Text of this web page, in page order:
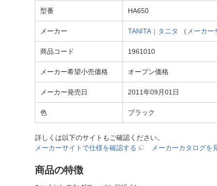
型番 HA650
メーカー TANITA｜タニタ （ メーカー
商品コード 1961010
メーカー希望小売価格 オープン価格
メーカー発売日 2011年09月01日
色 ブラック
詳しくは以下のサイトもご確認ください。
メーカーサイトで仕様を確認する
メーカーカタログを
商品の特徴